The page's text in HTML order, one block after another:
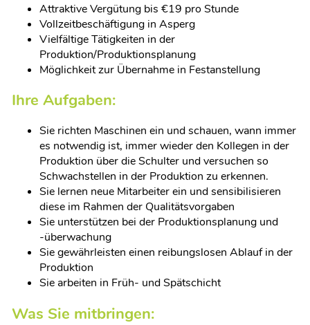
Attraktive Vergütung bis €19 pro Stunde
Vollzeitbeschäftigung in Asperg
Vielfältige Tätigkeiten in der
Produktion/Produktionsplanung
Möglichkeit zur Übernahme in Festanstellung
Ihre Aufgaben:
Sie richten Maschinen ein und schauen, wann immer
es notwendig ist, immer wieder den Kollegen in der
Produktion über die Schulter und versuchen so
Schwachstellen in der Produktion zu erkennen.
Sie lernen neue Mitarbeiter ein und sensibilisieren
diese im Rahmen der Qualitätsvorgaben
Sie unterstützen bei der Produktionsplanung und
-überwachung
Sie gewährleisten einen reibungslosen Ablauf in der
Produktion
Sie arbeiten in Früh- und Spätschicht
Was Sie mitbringen: